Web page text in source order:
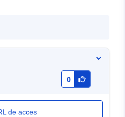
0
de acces